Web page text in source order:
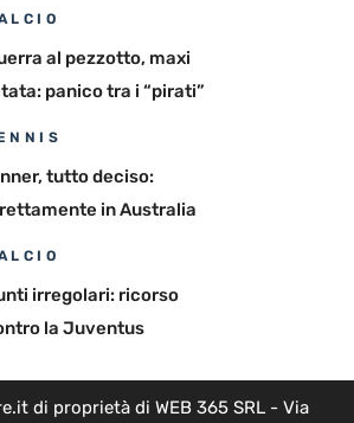
al pezzotto, maxi
panico tra i “pirati”
tutto deciso:
in Australia
irregolari: ricorso
la Juventus
di proprietà di WEB 365 SRL - Via